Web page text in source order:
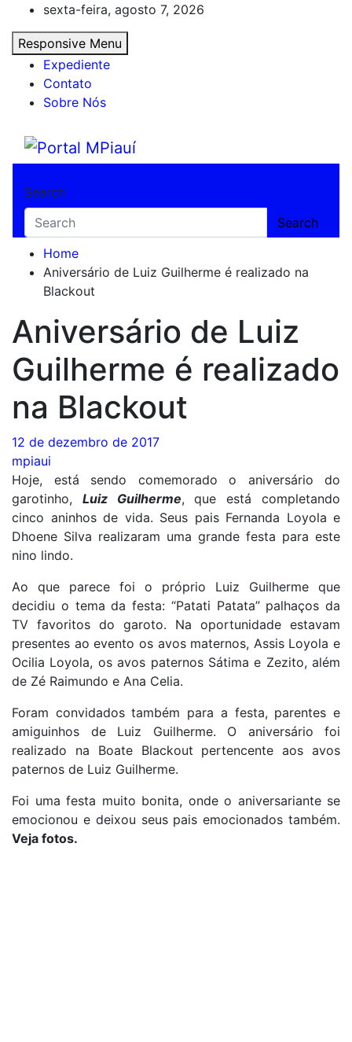
content
sexta-feira, agosto 7, 2026
Responsive Menu
Expediente
Contato
Sobre Nós
Portal MPiauí
Search
Search
Home
Aniversário de Luiz Guilherme é realizado na
Blackout
Aniversário de Luiz
Guilherme é realizado
na Blackout
12 de dezembro de 2017
mpiaui
Hoje, está sendo comemorado o aniversário do
garotinho, Luiz Guilherme, que está completando
cinco aninhos de vida. Seus pais Fernanda Loyola e
Dhoene Silva realizaram uma grande festa para este
nino lindo.
Ao que parece foi o próprio Luiz Guilherme que
decidiu o tema da festa: “Patati Patata” palhaços da
TV favoritos do garoto. Na oportunidade estavam
presentes ao evento os avos maternos, Assis Loyola e
Ocilia Loyola, os avos paternos Sátima e Zezito, além
de Zé Raimundo e Ana Celia.
Foram convidados também para a festa, parentes e
amiguinhos de Luiz Guilherme. O aniversário foi
realizado na Boate Blackout pertencente aos avos
paternos de Luiz Guilherme.
Foi uma festa muito bonita, onde o aniversariante se
emocionou e deixou seus pais emocionados também.
Veja fotos.